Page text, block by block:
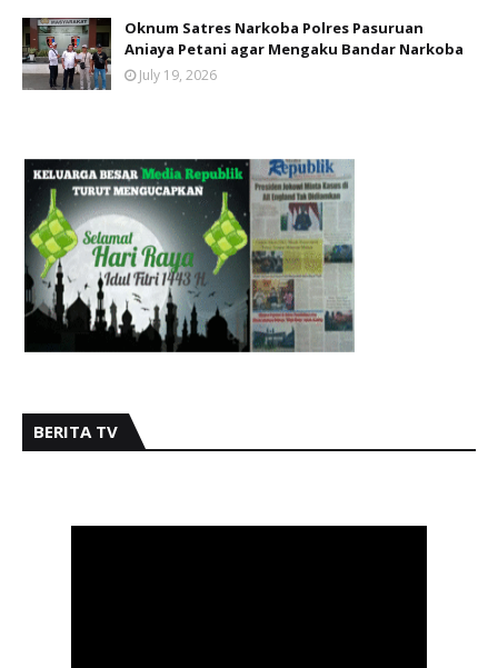
Oknum Satres Narkoba Polres Pasuruan
Aniaya Petani agar Mengaku Bandar Narkoba
July 19, 2026
BERITA TV